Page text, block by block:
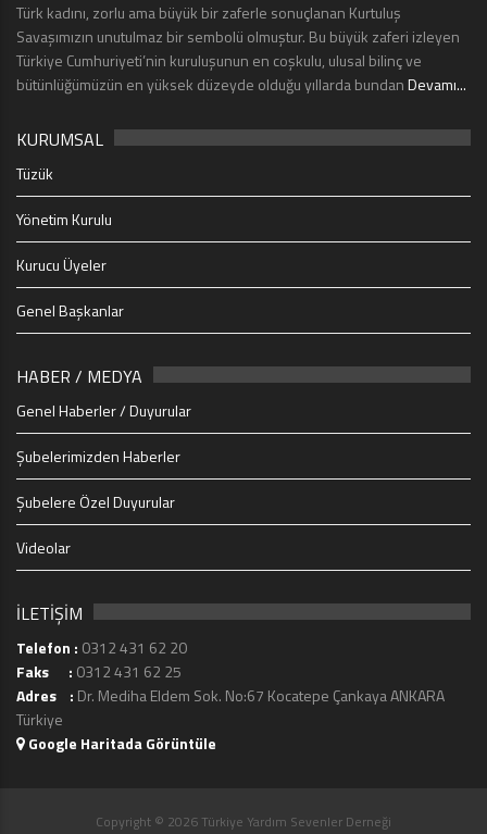
Türk kadını, zorlu ama büyük bir zaferle sonuçlanan Kurtuluş
Savaşımızın unutulmaz bir sembolü olmuştur. Bu büyük zaferi izleyen
Türkiye Cumhuriyeti’nin kuruluşunun en coşkulu, ulusal bilinç ve
bütünlüğümüzün en yüksek düzeyde olduğu yıllarda bundanDevamı...
KURUMSAL
Tüzük
Yönetim Kurulu
Kurucu Üyeler
Genel Başkanlar
HABER / MEDYA
Genel Haberler / Duyurular
Şubelerimizden Haberler
Şubelere Özel Duyurular
Videolar
İLETİŞİM
Telefon : 0312 431 62 20
Faks : 0312 431 62 25
Adres : Dr. Mediha Eldem Sok. No:67 Kocatepe Çankaya ANKARA
Türkiye
Google Haritada Görüntüle
Copyright © 2026 Türkiye Yardım Sevenler Derneği